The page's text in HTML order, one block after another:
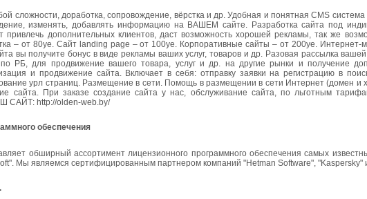
доработка, сопровождение, вёрстка и др. Удобная и понятная CMS система
изменять, добавлять информацию на ВАШЕМ сайте. Разработка сайта под
дополнительных клиентов, даст возможность хорошей рекламы, так же
– от 80уе. Сайт landing page – от 100уе. Корпоративные сайты – от 200уе. Интернет-
вы получите бонус в виде рекламы ваших услуг, товаров и др. Разовая рассылка
РБ, для продвижение вашего товара, услуг и др. на другие рынки и получение
и продвижение сайта. Включает в себя: отправку заявки на регистрацию в
урл страниц. Размещение в сети. Помощь в размещении в сети Интернет (домен и
сайта. При заказе создание сайта у нас, обслуживание сайта, по льготным
САЙТ: http://olden-web.by/
обеспечения
обширный ассортимент лицензионного программного обеспечения самых
Мы являемся сертифицированным партнером компаний "Hetman Software", "Kaspersky"